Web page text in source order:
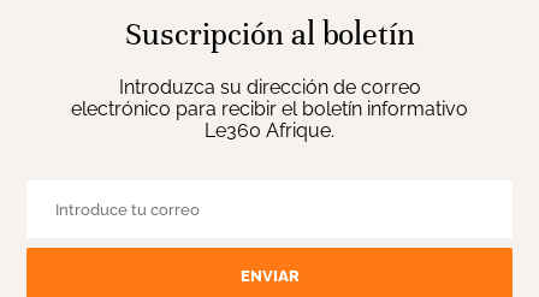
Suscripción al boletín
Introduzca su dirección de correo
electrónico para recibir el boletín informativo
Le360 Afrique.
ENVIAR